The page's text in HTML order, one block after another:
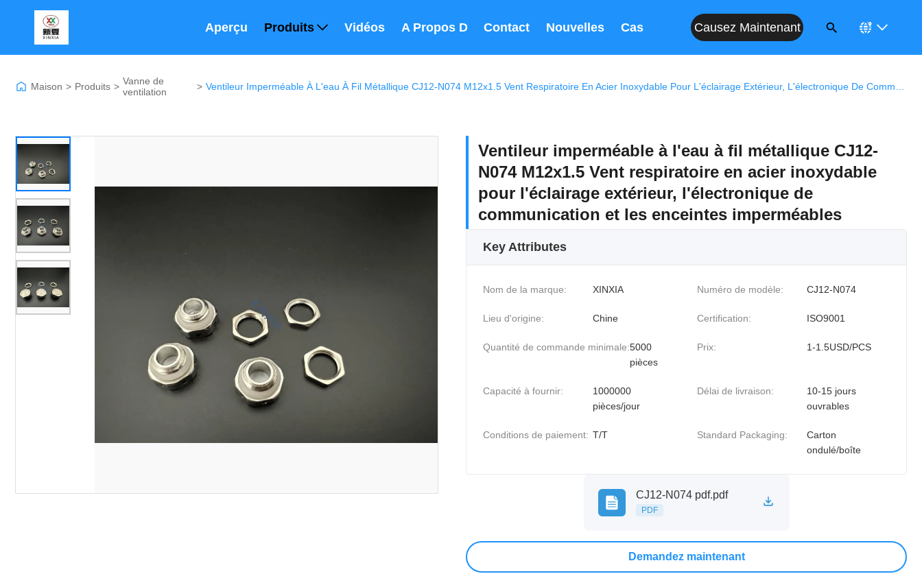
Aperçu Produits Vidéos A Propos De Nous
Contact Nouvelles Cas Causez Maintenant
Maison > Produits > Vanne de
ventilation
>
Ventileur imperméable à l'eau à fil métallique CJ12-
N074 M12x1.5 Vent respiratoire en acier inoxydable
pour l'éclairage extérieur, l'électronique de
communication et les enceintes imperméables
Key Attributes
Nom de la marque: XINXIA Numéro de modèle: CJ12-N074
Lieu d'origine: Chine Certification: ISO9001
Quantité de commande minimale:5000
pièces
Prix: 1-1.5USD/PCS
Capacité à fournir:
1000000
pièces/jour
Délai de livraison:
10-15 jours
ouvrables
Conditions de paiement: T/T Standard Packaging:
Carton
ondulé/boîte
CJ12-N074 pdf.pdf
PDF
Demandez maintenant